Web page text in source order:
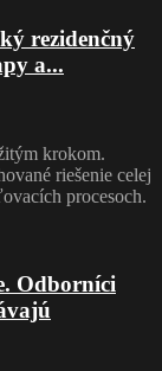
rezidenčný
a...
krokom.
riešenie celej
procesoch.
Odborníci